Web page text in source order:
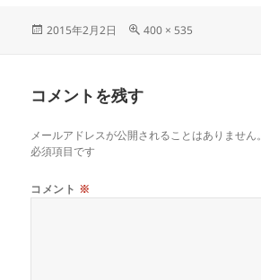
2015年2月2日 400 × 535
コメントを残す
メールアドレスが公開されることはありません。
必須項目です
コメント ※